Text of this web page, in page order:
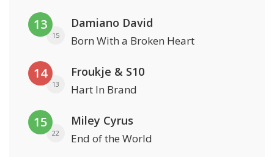
13
15
Damiano David
Born With a Broken Heart
14
13
Froukje & S10
Hart In Brand
15
22
Miley Cyrus
End of the World